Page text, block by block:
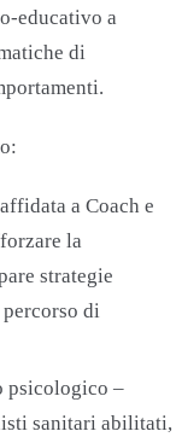
educativo a
di
a Coach e
la
strategie
di
psicologico –
sanitari abilitati,